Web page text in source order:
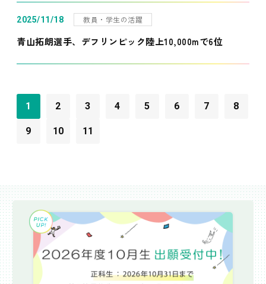
2025/11/18 教員・学生の活躍
青山拓朗選手、デフリンピック陸上10,000mで6位
1 2 3 4 5 6 7 8
9 10 11